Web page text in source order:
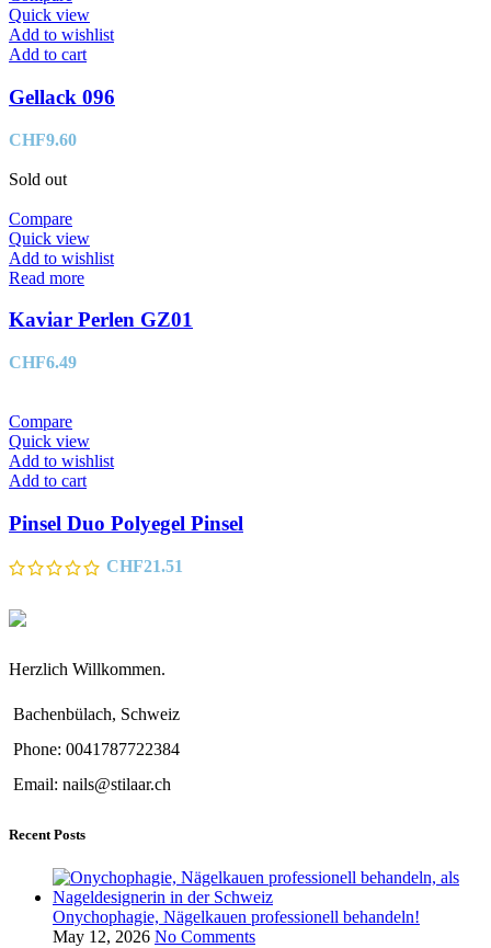
Quick view
Add to wishlist
Add to cart
Gellack 096
CHF9.60
Sold out
Compare
Quick view
Add to wishlist
Read more
Kaviar Perlen GZ01
CHF6.49
Compare
Quick view
Add to wishlist
Add to cart
Pinsel Duo Polyegel Pinsel
CHF21.51
Herzlich Willkommen.
Bachenbülach, Schweiz
Phone: 0041787722384
Email: nails@stilaar.ch
Recent Posts
Onychophagie, Nägelkauen professionell behandeln!
May 12, 2026 No Comments